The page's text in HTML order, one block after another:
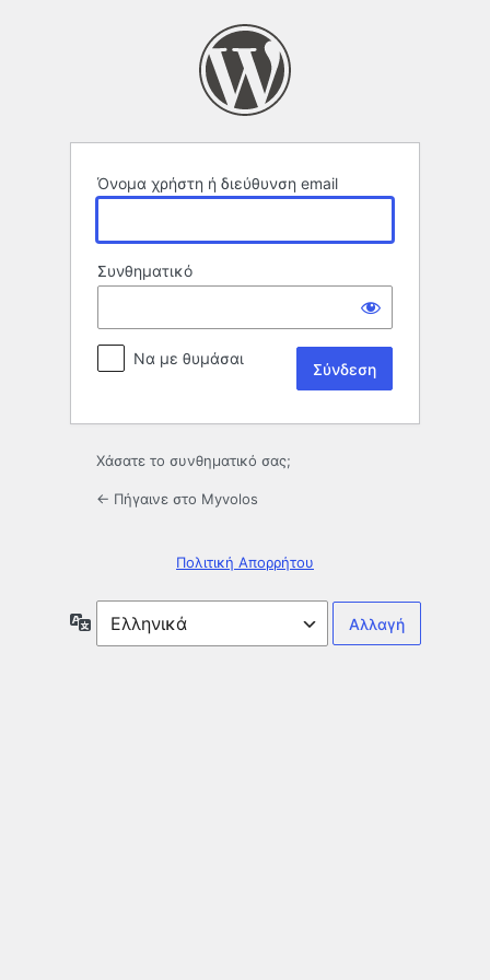
Όνομα χρήστη ή διεύθυνση email
Συνθηματικό
Να με θυμάσαι
Χάσατε το συνθηματικό σας;
← Πήγαινε στο Myvolos
Πολιτική Απορρήτου
Γλώσσα